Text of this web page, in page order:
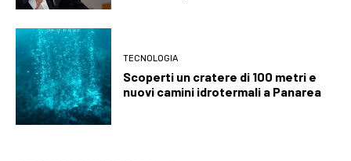
TECNOLOGIA
Scoperti un cratere di 100 metri e
nuovi camini idrotermali a Panarea